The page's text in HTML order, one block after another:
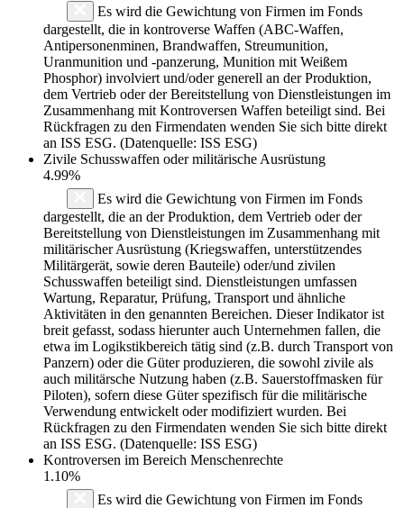
Es wird die Gewichtung von Firmen im Fonds
dargestellt, die in kontroverse Waffen (ABC-Waffen,
Antipersonenminen, Brandwaffen, Streumunition,
Uranmunition und -panzerung, Munition mit Weißem
Phosphor) involviert und/oder generell an der Produktion,
dem Vertrieb oder der Bereitstellung von Dienstleistungen im
Zusammenhang mit Kontroversen Waffen beteiligt sind. Bei
Rückfragen zu den Firmendaten wenden Sie sich bitte direkt
an ISS ESG. (Datenquelle: ISS ESG)
Zivile Schusswaffen oder militärische Ausrüstung
4.99%
Es wird die Gewichtung von Firmen im Fonds
dargestellt, die an der Produktion, dem Vertrieb oder der
Bereitstellung von Dienstleistungen im Zusammenhang mit
militärischer Ausrüstung (Kriegswaffen, unterstützendes
Militärgerät, sowie deren Bauteile) oder/und zivilen
Schusswaffen beteiligt sind. Dienstleistungen umfassen
Wartung, Reparatur, Prüfung, Transport und ähnliche
Aktivitäten in den genannten Bereichen. Dieser Indikator ist
breit gefasst, sodass hierunter auch Unternehmen fallen, die
etwa im Logikstikbereich tätig sind (z.B. durch Transport von
Panzern) oder die Güter produzieren, die sowohl zivile als
auch militärsche Nutzung haben (z.B. Sauerstoffmasken für
Piloten), sofern diese Güter spezifisch für die militärische
Verwendung entwickelt oder modifiziert wurden. Bei
Rückfragen zu den Firmendaten wenden Sie sich bitte direkt
an ISS ESG. (Datenquelle: ISS ESG)
Kontroversen im Bereich Menschenrechte
1.10%
Es wird die Gewichtung von Firmen im Fonds